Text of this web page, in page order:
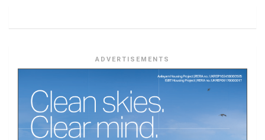
ADVERTISEMENTS